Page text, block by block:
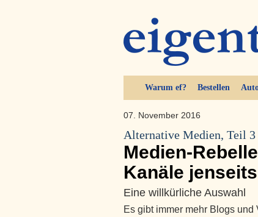
Warum ef? Bestellen
07. November 2016
Alternative Medien, Teil 3
Medien-
Kanäle
Eine willkürliche Auswahl
Es gibt immer mehr Blogs